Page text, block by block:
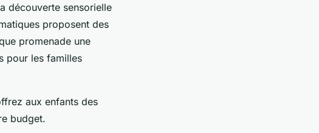
découverte sensorielle
proposent des
promenade une
pour les familles
aux enfants des
budget.